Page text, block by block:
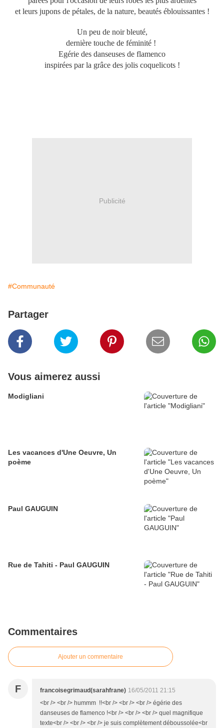
et leurs jupons de pétales, de la nature, beautés éblouissantes !
Un peu de noir bleuté,
dernière touche de féminité !
Egérie des danseuses de flamenco
inspirées par la grâce des jolis coquelicots !
Publicité
#Communauté
Partager
Vous aimerez aussi
Modigliani
Les vacances d'Une Oeuvre, Un
poème
Paul GAUGUIN
Rue de Tahiti - Paul GAUGUIN
Commentaires
Ajouter un commentaire
F francoisegrimaud(sarahfrane) 16/05/2011 21:15
<br /> <br /> hummm !!<br /> <br /> <br /> égérie des
danseuses de flamenco !<br /> <br /> <br /> quel magnifique
texte<br /> <br /> <br /> je suis complètement déboussolée<br